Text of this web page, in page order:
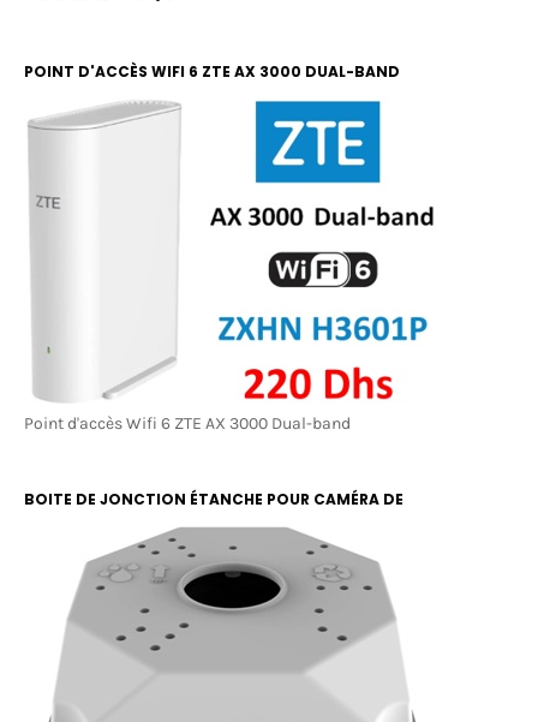
POINT D'ACCÈS WIFI 6 ZTE AX 3000 DUAL-BAND
Point d'accès Wifi 6 ZTE AX 3000 Dual-band
BOITE DE JONCTION ÉTANCHE POUR CAMÉRA DE
SURVEILLANCE RBOX 13X13